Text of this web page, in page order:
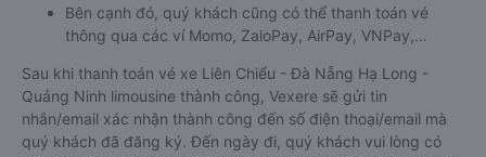
Bên cạnh đó, quý khách cũng có thể thanh toán vé
thông qua các ví Momo, ZaloPay, AirPay, VNPay,…
Sau khi thanh toán vé xe Liên Chiểu - Đà Nẵng Hạ Long -
Quảng Ninh limousine thành công, Vexere sẽ gửi tin
nhắn/email xác nhận thành công đến số điện thoại/email mà
quý khách đã đăng ký. Đến ngày đi, quý khách vui lòng có